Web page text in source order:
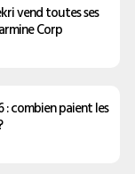
vend toutes ses
Corp
: combien paient les